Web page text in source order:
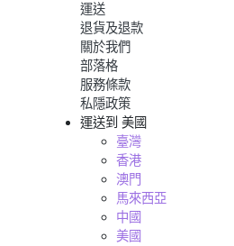
運送
退貨及退款
關於我們
部落格
服務條款
私隱政策
運送到 美國
臺灣
香港
澳門
馬來西亞
中國
美國